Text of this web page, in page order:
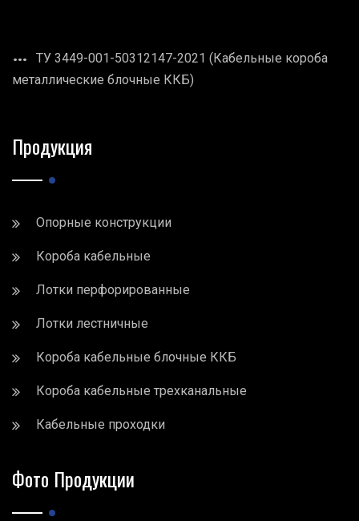
ТУ 3449-001-50312147-2021 (Кабельные короба
металлические блочные ККБ)
Продукция
Опорные конструкции
Короба кабельные
Лотки перфорированные
Лотки лестничные
Короба кабельные блочные ККБ
Короба кабельные трехканальные
Кабельные проходки
Фото Продукции